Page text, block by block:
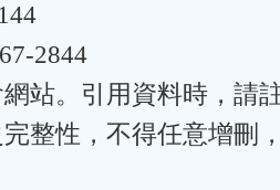
2844
站。引用資料時，請
整性，不得任意增刪